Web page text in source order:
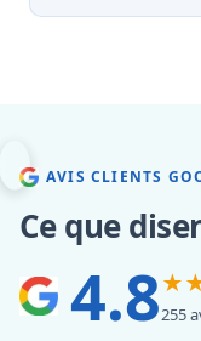
AVIS CLIENTS
Ce que
4.8255